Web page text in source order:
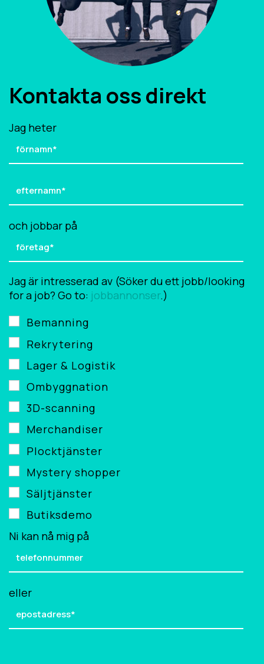
Kontakta oss direkt
Jag heter
och jobbar på
Jag är intresserad av (Söker du ett jobb/looking
for a job? Go to: jobbannonser.)
Bemanning
Rekrytering
Lager & Logistik
Ombyggnation
3D-scanning
Merchandiser
Plocktjänster
Mystery shopper
Säljtjänster
Butiksdemo
Ni kan nå mig på
eller